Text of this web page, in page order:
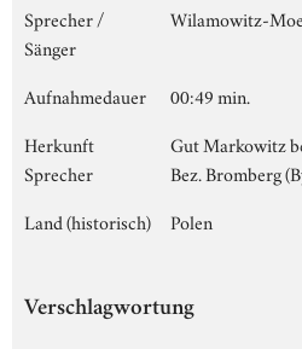
Sprecher /
Sänger
Wilamowitz-
Aufnahmedauer
00:49 min.
Herkunft
Sprecher
Gut Markowitz
Bez. Bromberg
Land (historisch)
Polen
Verschlagwortung